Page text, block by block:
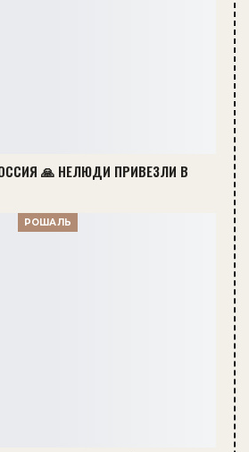
🙏 НЕЛЮДИ ПРИВЕЗЛИ В
РОШАЛЬ